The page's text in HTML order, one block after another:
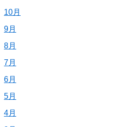
10月
9月
8月
7月
6月
5月
4月